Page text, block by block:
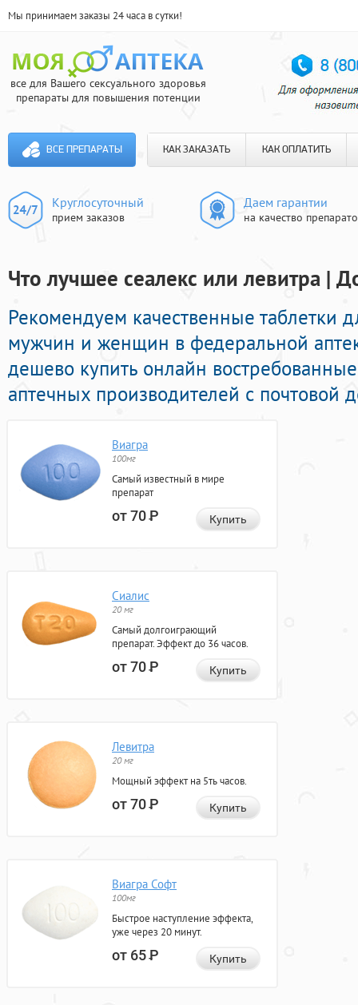
Мы принимаем заказы 24 часа в сутки!
все для Вашего сексуального здоровья
препараты для повышения потенции
ВСЕ ПРЕПАРАТЫ КАК ЗАКАЗАТЬ КАК ОПЛАТИТЬ
Круглосуточный
прием заказов
Даем гарантии
на качество
Что лучшее сеалекс или левитра |
Рекомендуем качественные таблетки
мужчин и женщин в федеральной
дешево купить онлайн
аптечных производителей с почтовой
Виагра
100мг
Самый известный в мире
препарат
от 70Р Купить
Сиалис
20 мг
Самый долгоиграющий
препарат. Эффект до 36 часов.
от 70Р Купить
Левитра
20 мг
Мощный эффект на 5ть часов.
от 70Р Купить
Виагра Софт
100мг
Быстрое наступление эффекта,
уже через 20 минут.
от 65Р Купить